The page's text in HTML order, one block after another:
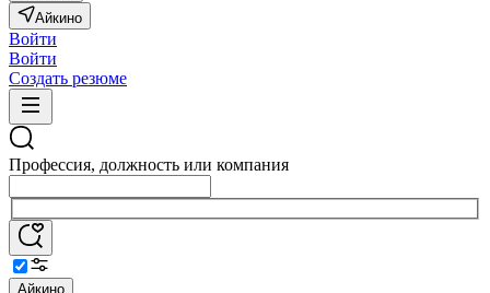
Айкино
Войти
Войти
Создать резюме
Профессия, должность или компания
Айкино